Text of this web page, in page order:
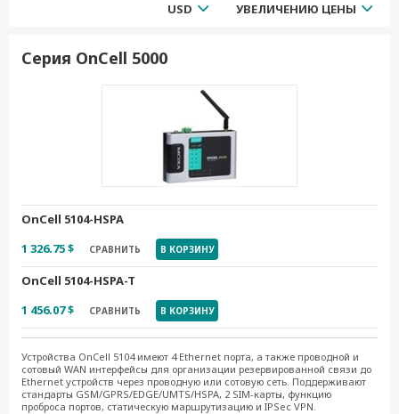
USD УВЕЛИЧЕНИЮ ЦЕНЫ
Серия OnCell 5000
OnCell 5104-HSPA
1 326.75 $
СРАВНИТЬ В КОРЗИНУ
OnCell 5104-HSPA-T
1 456.07 $
СРАВНИТЬ В КОРЗИНУ
Устройства OnCell 5104 имеют 4 Ethernet порта, а также проводной и
сотовый WAN интерфейсы для организации резервированной связи до
Ethernet устройств через проводную или сотовую сеть. Поддерживают
стандарты GSM/GPRS/EDGE/UMTS/HSPA, 2 SIM-карты, функцию
проброса портов, статическую маршрутизацию и IPSec VPN.